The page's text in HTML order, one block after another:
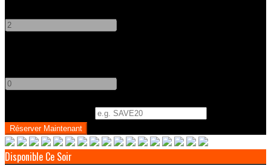
Disponible Ce Soir